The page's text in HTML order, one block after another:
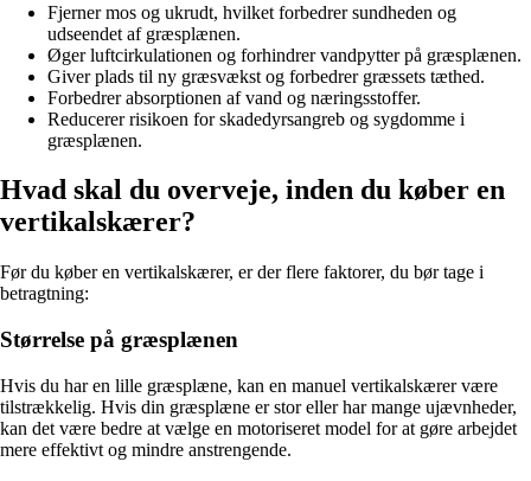
Fjerner mos og ukrudt, hvilket forbedrer sundheden og
udseendet af græsplænen.
Øger luftcirkulationen og forhindrer vandpytter på græsplænen.
Giver plads til ny græsvækst og forbedrer græssets tæthed.
Forbedrer absorptionen af vand og næringsstoffer.
Reducerer risikoen for skadedyrsangreb og sygdomme i
græsplænen.
Hvad skal du overveje, inden du køber en
vertikalskærer?
Før du køber en vertikalskærer, er der flere faktorer, du bør tage i
betragtning:
Størrelse på græsplænen
Hvis du har en lille græsplæne, kan en manuel vertikalskærer være
tilstrækkelig. Hvis din græsplæne er stor eller har mange ujævnheder,
kan det være bedre at vælge en motoriseret model for at gøre arbejdet
mere effektivt og mindre anstrengende.